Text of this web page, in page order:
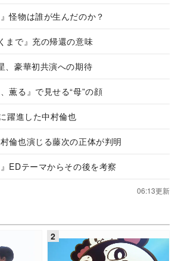
』怪物は誰が生んだのか？
まで』充の帰還の意味
、豪華初共演への期待
薫る』で見せる“母”の顔
躍進した中村倫也
村倫也演じる藤次の正体が判明
』EDテーマからその後を考察
06:13更新